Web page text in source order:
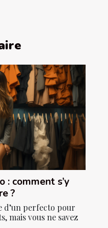
: comment s’y
?
d’un perfecto pour
mais vous ne savez